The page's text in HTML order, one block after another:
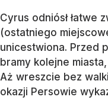
Cyrus odniósł łatwe
(ostatniego
unicestwiona. Przed
bramy kolejne miasta,
Aż wreszcie bez
okazji Persowie